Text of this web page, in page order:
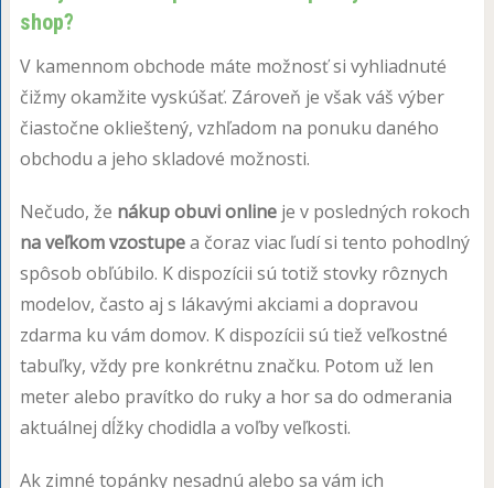
shop?
V kamennom obchode máte možnosť si vyhliadnuté
čižmy okamžite vyskúšať. Zároveň je však váš výber
čiastočne oklieštený, vzhľadom na ponuku daného
obchodu a jeho skladové možnosti.
Nečudo, že nákup obuvi onlineje v posledných rokoch
na veľkom vzostupea čoraz viac ľudí si tento pohodlný
spôsob obľúbilo. K dispozícii sú totiž stovky rôznych
modelov, často aj s lákavými akciami a dopravou
zdarma ku vám domov. K dispozícii sú tiež veľkostné
tabuľky, vždy pre konkrétnu značku. Potom už len
meter alebo pravítko do ruky a hor sa do odmerania
aktuálnej dĺžky chodidla a voľby veľkosti.
Ak zimné topánky nesadnú alebo sa vám ich